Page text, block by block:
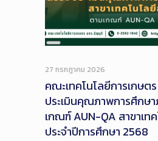
Long
27 กรกฎาคม 2026
คณะเทคโนโลยีการเกษ
ประเมินคุณภาพการศึกษ
เกณฑ์ AUN-QA สาขาเท
ประจำปีการศึกษา 2568